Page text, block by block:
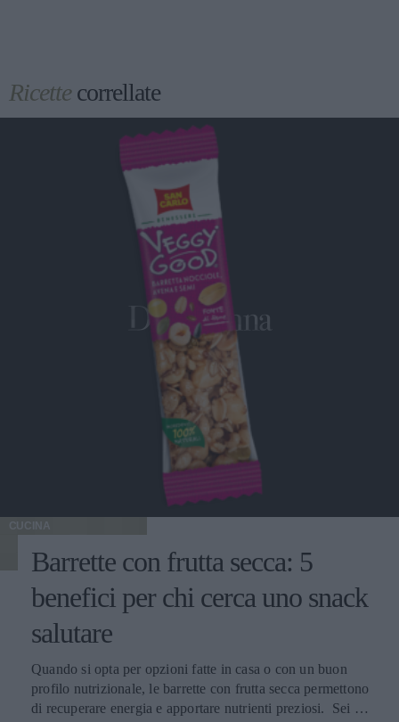
Ricettecorrellate
CUCINA
Barrette con frutta secca: 5
benefici per chi cerca uno snack
salutare
Quando si opta per opzioni fatte in casa o con un buon
profilo nutrizionale, le barrette con frutta secca permettono
di recuperare energia e apportare nutrienti preziosi. Sei tra